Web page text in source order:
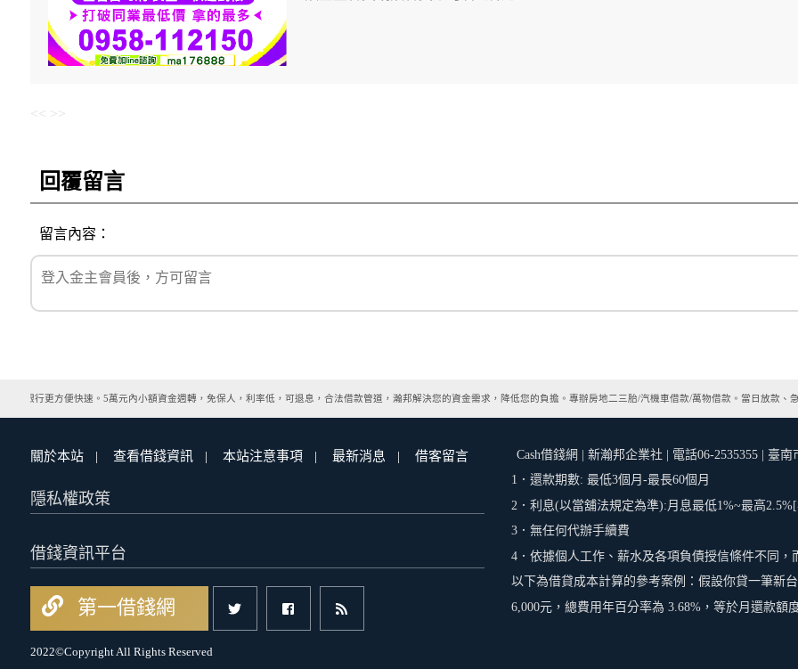
<< >>
回覆留言
留言內容：
比銀行更方便快速。5萬元內小額資金週轉，免保人，利率低，可退息，合法借款管道，瀚邦解決您的資金需求，降低您的負擔。專辦房地二三胎/汽機車借款/萬物借款。當日放款、
關於本站 查看借錢資訊 本站注意事項 最新消息 借客留言
隱私權政策
借錢資訊平台
第一借錢網
2022©Copyright All Rights Reserved
Cash借錢網 | 新瀚邦企業社 | 電話06-2535355 | 臺
1．還款期數: 最低3個月-最長60個月
2．利息(以當舖法規定為準):月息最低1%~最高
3．無任何代辦手續費
4．依據個人工作、薪水及各項負債授信條件不同，
以下為借貸成本計算的參考案例：假設你貸一筆新
6,000元，總費用年百分率為 3.68%，等於月還款額